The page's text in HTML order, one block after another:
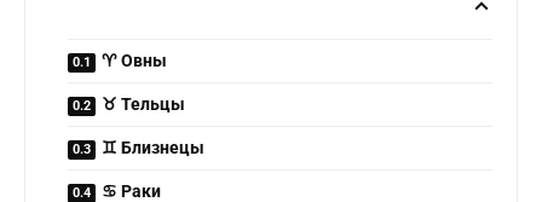
♈ Овны
♉ Тельцы
♊ Близнецы
♋ Раки